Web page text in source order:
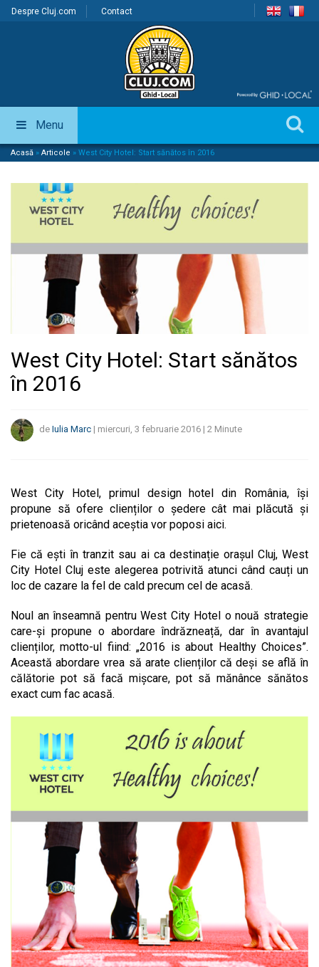
Despre Cluj.com Contact
Menu
Acasă » Articole » West City Hotel: Start sănătos în 2016
West City Hotel: Start sănătos
în 2016
de Iulia Marc | miercuri, 3 februarie 2016 | 2 Minute
West City Hotel, primul design hotel din România, își
propune să ofere clienților o ședere cât mai plăcută și
prietenoasă oricând aceștia vor poposi aici.
Fie că ești în tranzit sau ai ca destinație oraşul Cluj, West
City Hotel Cluj este alegerea potrivită atunci când cauți un
loc de cazare la fel de cald precum cel de acasă.
Noul an înseamnă pentru West City Hotel o nouă strategie
care-și propune o abordare îndrăzneață, dar în avantajul
clienților, motto-ul fiind: „2016 is about Healthy Choices”.
Această abordare vrea să arate clienților că deși se află în
călătorie pot să facă mișcare, pot să mănânce sănătos
exact cum fac acasă.